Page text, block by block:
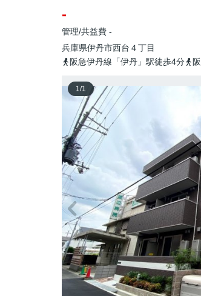
-
管理/共益費 -
兵庫県伊丹市西台 ４丁目
阪急伊丹線「伊丹」駅徒歩4分
1/1